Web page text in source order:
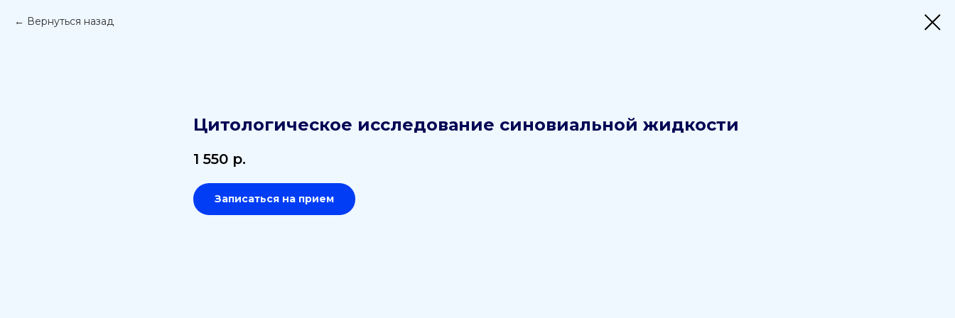
Вернуться назад
Цитологическое исследование синовиальной жидкости
1 550 р.
Записаться на прием